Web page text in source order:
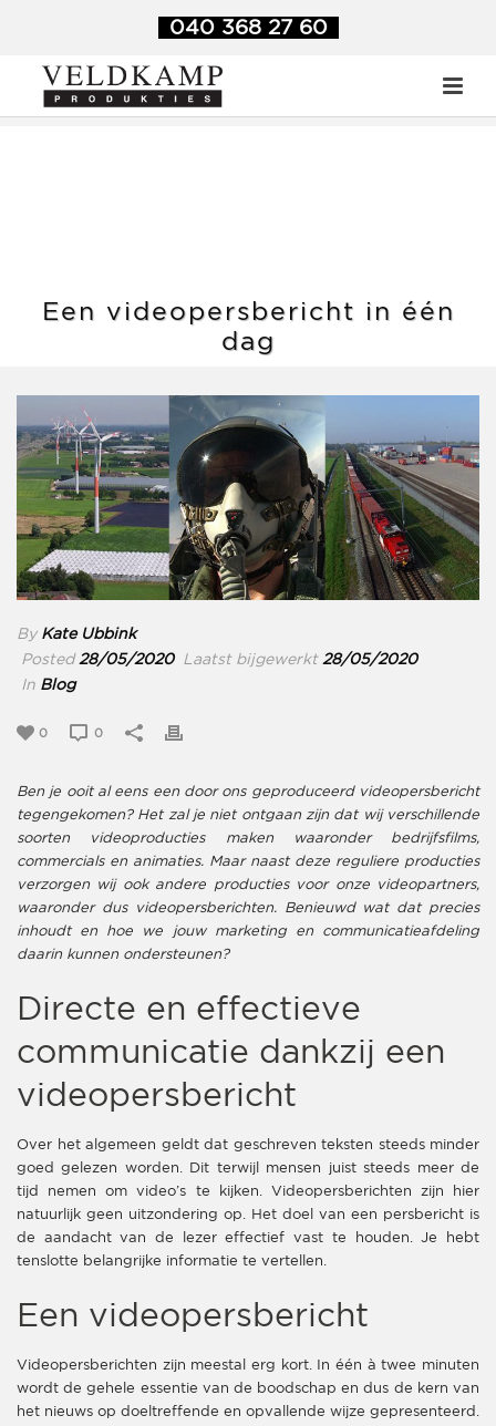
040 368 27 60
Een videopersbericht in één
dag
By Kate Ubbink
Posted 28/05/2020Laatst bijgewerkt 28/05/2020
In Blog
0 0
Ben je ooit al eens een door ons geproduceerd videopersbericht
tegengekomen? Het zal je niet ontgaan zijn dat wij verschillende
soorten videoproducties maken waaronder bedrijfsfilms,
commercials en animaties. Maar naast deze reguliere producties
verzorgen wij ook andere producties voor onze videopartners,
waaronder dus videopersberichten. Benieuwd wat dat precies
inhoudt en hoe we jouw marketing en communicatieafdeling
daarin kunnen ondersteunen?
Directe en effectieve
communicatie dankzij een
videopersbericht
Over het algemeen geldt dat geschreven teksten steeds minder
goed gelezen worden. Dit terwijl mensen juist steeds meer de
tijd nemen om video’s te kijken. Videopersberichten zijn hier
natuurlijk geen uitzondering op. Het doel van een persbericht is
de aandacht van de lezer effectief vast te houden. Je hebt
tenslotte belangrijke informatie te vertellen.
Een videopersbericht
Videopersberichten zijn meestal erg kort. In één à twee minuten
wordt de gehele essentie van de boodschap en dus de kern van
het nieuws op doeltreffende en opvallende wijze gepresenteerd.